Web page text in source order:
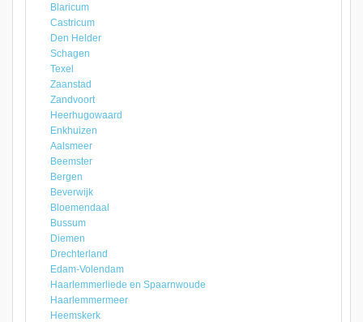
Blaricum
Castricum
Den Helder
Schagen
Texel
Zaanstad
Zandvoort
Heerhugowaard
Enkhuizen
Aalsmeer
Beemster
Bergen
Beverwijk
Bloemendaal
Bussum
Diemen
Drechterland
Edam-Volendam
Haarlemmerliede en Spaarnwoude
Haarlemmermeer
Heemskerk